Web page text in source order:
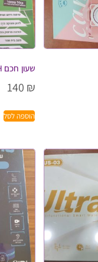
שעון חכם KIDIWATCH .
140 ₪
הוספה לסל